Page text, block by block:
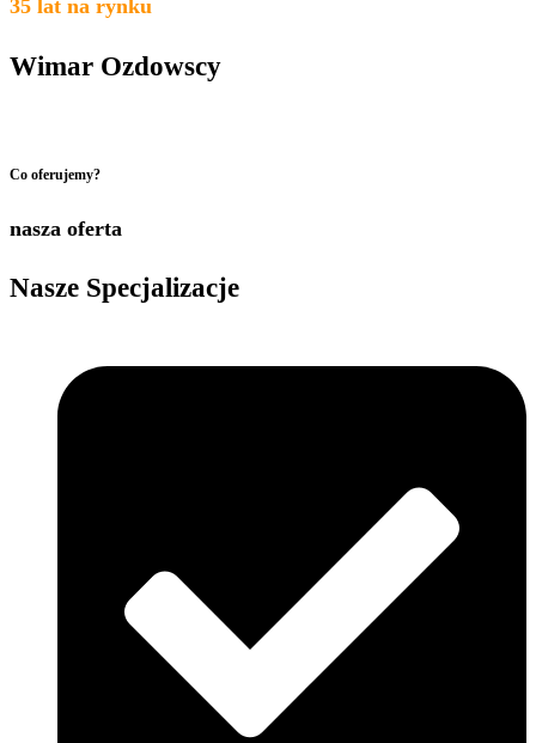
35 lat na rynku
Wimar Ozdowscy
Co oferujemy?
nasza oferta
Nasze Specjalizacje